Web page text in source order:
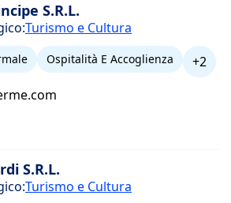
S.R.L.
Turismo e Cultura
Ospitalità E Accoglienza
+2
S.R.L.
Turismo e Cultura